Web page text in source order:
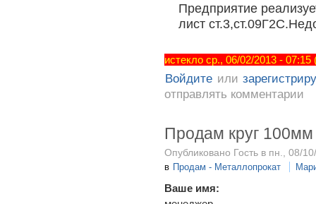
Предприятие
лист
истекло ср., 06/02/2013 -
Войдите или
отправлять комментарии
Продам круг
Опубликовано Гость в пн., 08/
в Продам - Металлопрокат
Ваше имя: